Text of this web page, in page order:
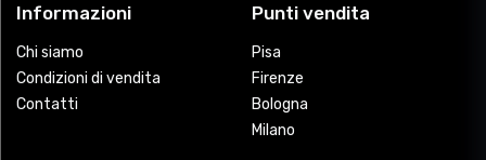
Informazioni
Chi siamo
Condizioni di vendita
Contatti
Punti vendita
Pisa
Firenze
Bologna
Milano